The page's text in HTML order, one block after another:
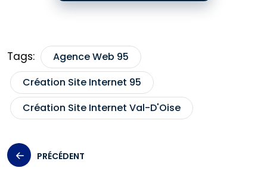
Tags:
Agence Web 95
Création Site Internet 95
Création Site Internet Val-D'Oise
PRÉCÉDENT